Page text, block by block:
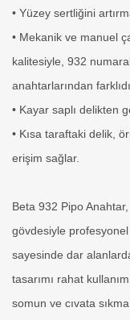
• Yüzey sertliğini
• Mekanik ve manuel
kalitesiyle, 932
anahtarlarından
• Kayar saplı delikten
• Kısa taraftaki delik,
erişim sağlar.
Beta 932 Pipo Anahtar,
gövdesiyle profesyonel
sayesinde dar
tasarımı rahat
somun ve cıvata